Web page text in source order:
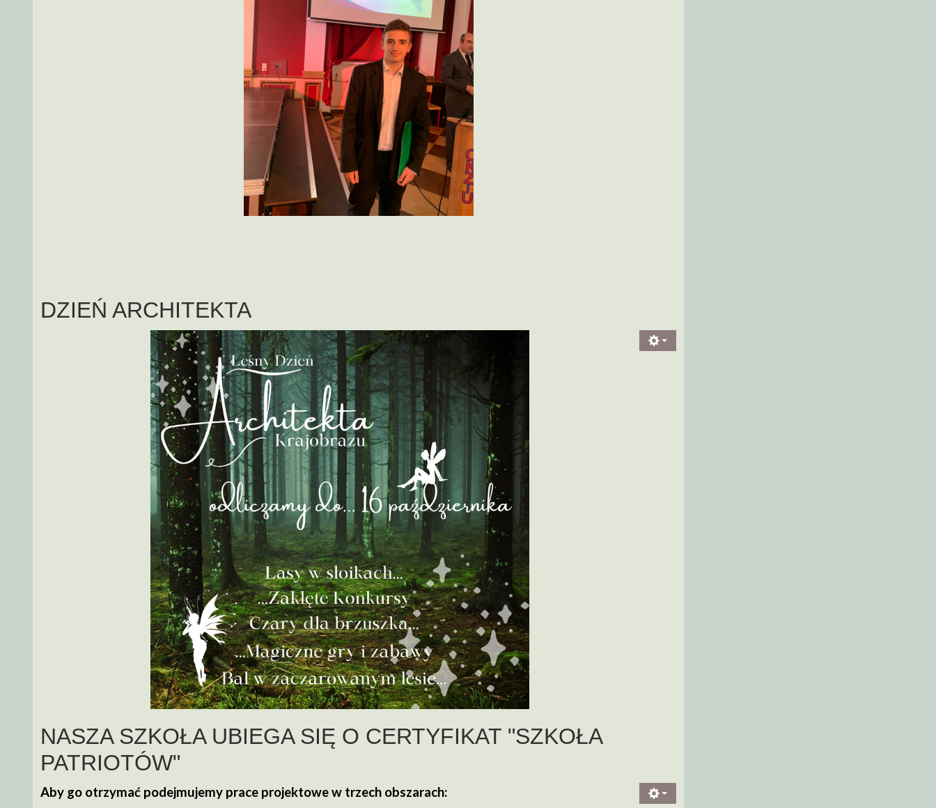
DZIEŃ ARCHITEKTA
NASZA SZKOŁA UBIEGA SIĘ O CERTYFIKAT "SZKOŁA
PATRIOTÓW"
Aby go otrzymać podejmujemy prace projektowe w trzech obszarach: